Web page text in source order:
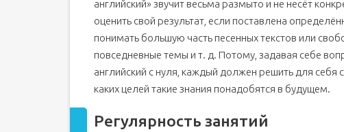
английский» звучит весьма размыто и не несёт
оценить свой результат, если поставлена
понимать большую часть песенных текстов или
повседневные темы и т. д. Потому, задавая себе
английский с нуля, каждый должен решить для себя
каких целей такие знания понадобятся в будущем.
Регулярность занятий